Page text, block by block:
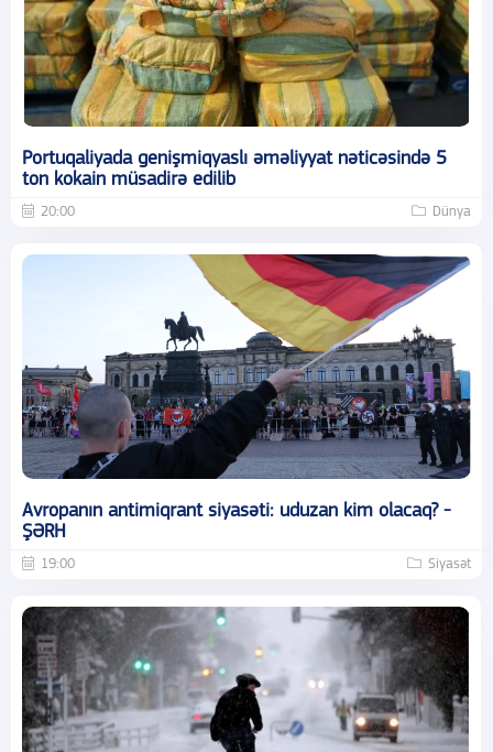
Portuqaliyada genişmiqyaslı əməliyyat nəticəsində 5
ton kokain müsadirə edilib
20:00 Dünya
Avropanın antimiqrant siyasəti: uduzan kim olacaq? -
ŞƏRH
19:00 Siyasət